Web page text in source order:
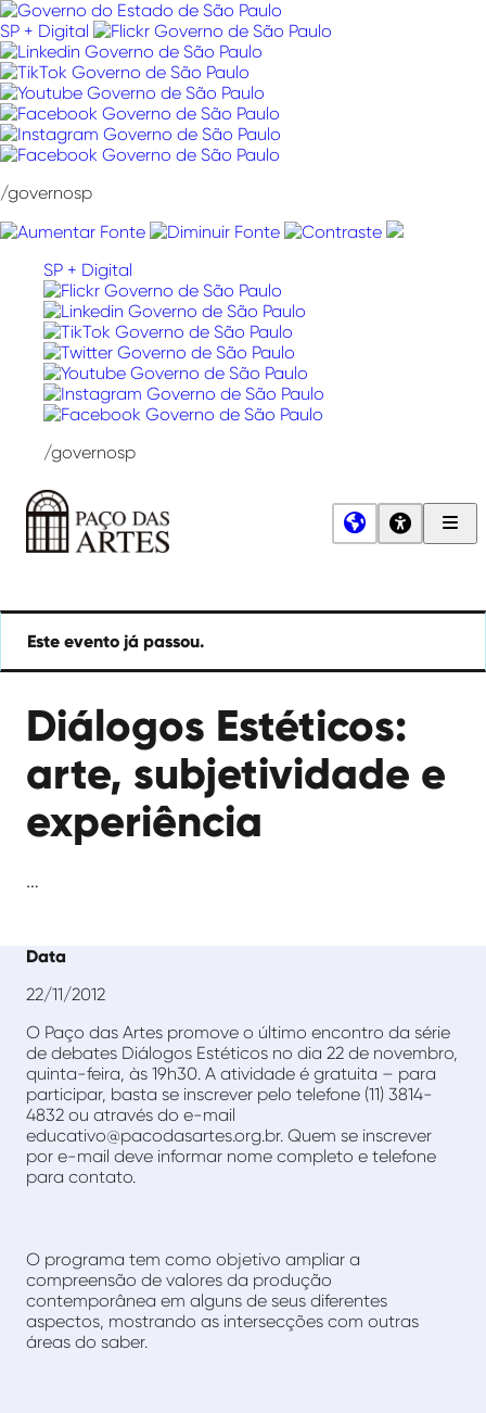
Pular
para
o
conteúdo
SP + Digital
/governosp
SP + Digital
/governosp
Artes
Este evento já passou.
Diálogos Estéticos:
arte, subjetividade e
experiência
…
Data
22/11/2012
O Paço das Artes promove o último encontro da série
de debates Diálogos Estéticos no dia 22 de novembro,
quinta-feira, às 19h30. A atividade é gratuita – para
participar, basta se inscrever pelo telefone (11) 3814-
4832 ou através do e-mail
educativo@pacodasartes.org.br. Quem se inscrever
por e-mail deve informar nome completo e telefone
para contato.
O programa tem como objetivo ampliar a
compreensão de valores da produção
contemporânea em alguns de seus diferentes
aspectos, mostrando as intersecções com outras
áreas do saber.